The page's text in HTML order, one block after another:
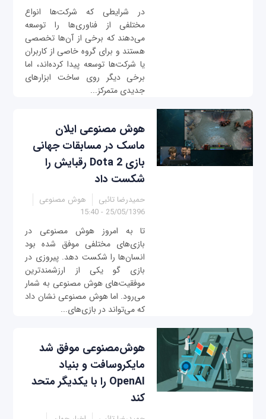
در شرایطی که شرکت‌ها انواع
مختلفی از فناوری‌ها را توسعه
می‌دهند که برخی از آن‌ها تخصصی
هستند و برای گروه خاصی از کاربران
یا شرکت‌ها توسعه پیدا کرده‌اند، اما
برخی دیگر روی ساخت ابزارهای
جدیدی متمرکز...
هوش مصنوعی ایلان
ماسک در مسابقات جهانی
بازی Dota 2 رقبایش را
شکست داد
حمیدرضا تائبی
هوش مصنوعی
25/05/1396 - 15:40
تا به امروز هوش مصنوعی در
بازی‌های مختلفی موفق شده بود
انسان‌ها را شکست دهد. پیروزی در
بازی گو یکی از ارزشمندترین
موفقیت‌های هوش مصنوعی به شمار
می‌رود. اما هوش مصنوعی نشان داد
که می‌تواند در بازی‌های...
هوش‌مصنوعی موفق شد
مایکروسافت و بنیاد
OpenAI را با یکدیگر متحد
کند